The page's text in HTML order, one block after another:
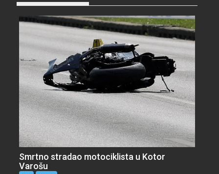
Smrtno stradao motociklista u Kotor
Varošu